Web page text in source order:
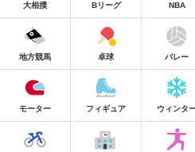
大相撲 Bリーグ NBA
地方競馬 卓球 バレー
モーター フィギュア ウィンタ